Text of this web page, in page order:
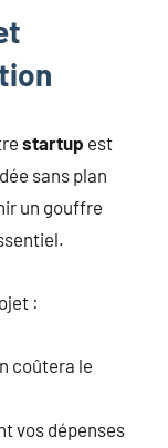
startup est
sans plan
un gouffre
:
coûtera le
vos dépenses